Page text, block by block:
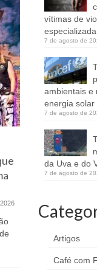
Aos 92
emociona
espetáculo
Brasília
maio, um dos
dramaturgia...
vítimas de
especializada
7 de agosto de
ambientais e
energia solar
7 de agosto de
da Uva e do
7 de agosto de
Artigos
Café com